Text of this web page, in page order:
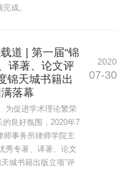
成。
道 | 第一届“锦
译著、论文评
锦天城书籍出
落幕
为促进学术理论繁荣
良好氛围，2020年7
师事务所律师学院主
秀专著、译著、论文
城书籍出版立项”评
2020
07-30